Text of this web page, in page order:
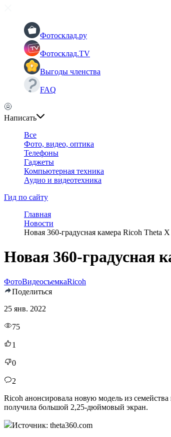
Фотосклад.ру
Фотосклад.TV
Выгоды членства
FAQ
Написать
Все
Фото, видео, оптика
Телефоны
Гаджеты
Компьютерная техника
Аудио и видеотехника
Гид по сайту
Главная
Новости
Новая 360-градусная камера Ricoh Theta
Новая 360-градусная
ФотоВидеосъемкаRicoh
Поделиться
25 янв. 2022
75
1
0
2
Ricoh анонсировала новую модель из
получила большой 2,25-дюймовый экран.
Источник: theta360.com